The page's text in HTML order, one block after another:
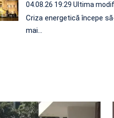
04.08.26 19:29 Ultima
Criza energetică începe
mai…